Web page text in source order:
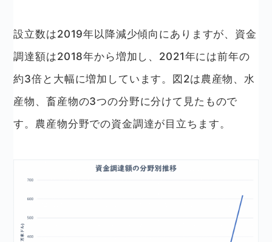
設立数は2019年以降減少傾向にありますが、資金
調達額は2018年から増加し、2021年には前年の
約3倍と大幅に増加しています。図2は農産物、水
産物、畜産物の3つの分野に分けて見たもので
す。農産物分野での資金調達が目立ちます。